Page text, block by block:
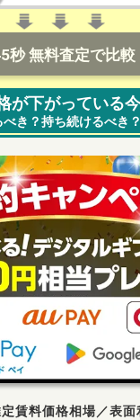
秒 無料査定で比較
が下がっている今
べき？持ち続けるべき？
賃料価格相場／表面